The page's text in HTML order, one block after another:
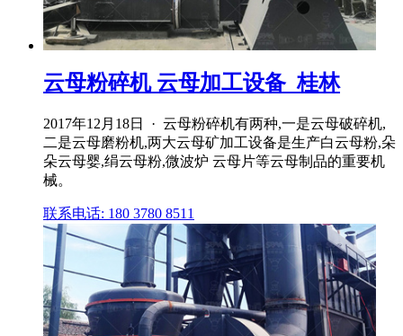
云母粉碎机 云母加工设备_桂林
2017年12月18日 · 云母粉碎机有两种,一是云母破碎机,
二是云母磨粉机,两大云母矿加工设备是生产白云母粉,朵
朵云母婴,绢云母粉,微波炉 云母片等云母制品的重要机
械。
联系电话: 180 3780 8511